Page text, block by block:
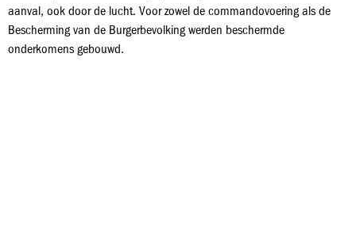
aanval, ook door de lucht. Voor zowel de commandovoering als de
Bescherming van de Burgerbevolking werden beschermde
onderkomens gebouwd.